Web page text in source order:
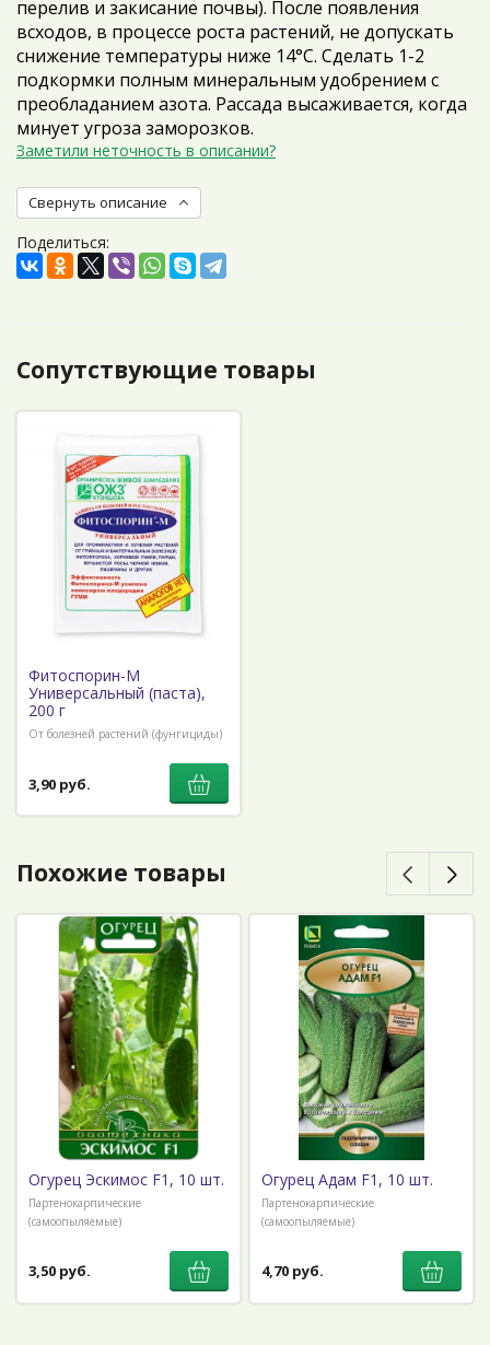
перелив и закисание почвы). После появления
всходов, в процессе роста растений, не допускать
снижение температуры ниже 14°С. Сделать 1-2
подкормки полным минеральным удобрением с
преобладанием азота. Рассада высаживается, когда
минует угроза заморозков.
Заметили неточность в описании?
Свернуть описание
Поделиться:
Сопутствующие товары
Фитоспорин-М
Универсальный (паста),
200 г
От болезней растений (фунгициды)
3,90 руб.
Похожие товары
Огурец Эскимос F1, 10 шт.
Партенокарпические
(самоопыляемые)
3,50 руб.
Огурец Адам F1, 10 шт.
Партенокарпические
(самоопыляемые)
4,70 руб.